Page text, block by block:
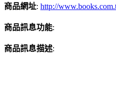
商品網址: http://
商品訊息功能:
商品訊息描述: